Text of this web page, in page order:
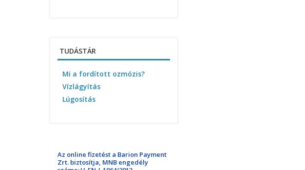
TUDÁSTÁR
Mi a fordított ozmózis?
Vízlágyítás
Lúgosítás
Az online fizetést a Barion Payment
Zrt. biztosítja, MNB engedély